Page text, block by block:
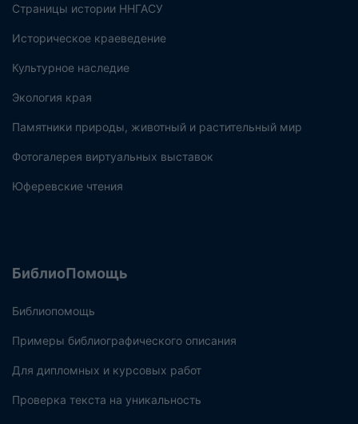
Страницы истории ННГАСУ
Историческое краеведение
Культурное наследие
Экология края
Памятники природы, животный и растительный мир
Фотогалерея виртуальных выставок
Юферевские чтения
БиблиоПомощь
Библиопомощь
Примеры библиографического описания
Для дипломных и курсовых работ
Проверка текста на уникальность